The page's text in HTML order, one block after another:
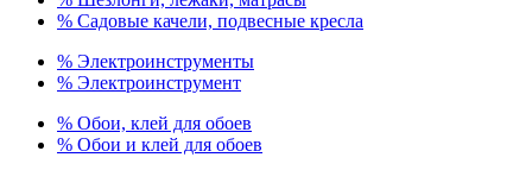
% Садовые качели, подвесные кресла
% Электроинструменты
% Электроинструмент
% Обои, клей для обоев
% Обои и клей для обоев